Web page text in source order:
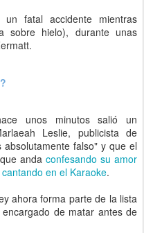
fatal accidente mientras
sobre hielo), durante unas
unos minutos salió un
Leslie, publicista de
falso" y que el
andaconfesando su amor
cantando en el Karaoke.
ahora forma parte de la lista
de matar antes de